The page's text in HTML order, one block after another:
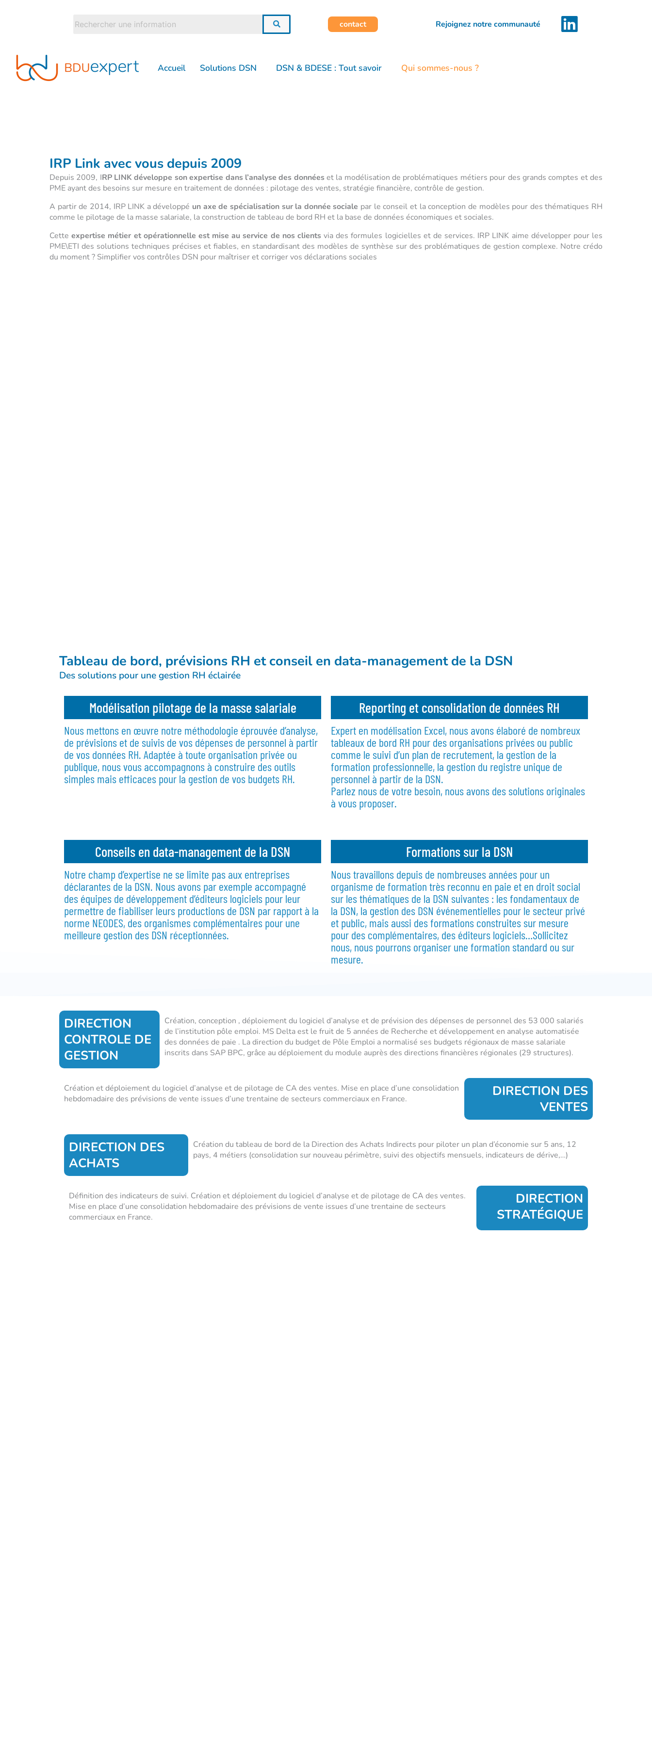
contact Rejoignez notre communauté
Accueil Solutions DSN DSN & BDESE : Tout savoir Qui sommes-nous ?
IRP Link avec vous depuis 2009
Depuis 2009, IRP LINK développe son expertise dans l’analyse des donnéeset la modélisation de problématiques métiers pour des grands comptes et des
PME ayant des besoins sur mesure en traitement de données : pilotage des ventes, stratégie financière, contrôle de gestion.
A partir de 2014, IRP LINK a développé un axe de spécialisation sur la donnée sociale par le conseil et la conception de modèles pour des thématiques RH
comme le pilotage de la masse salariale, la construction de tableau de bord RH et la base de données économiques et sociales.
Cetteexpertise métier et opérationnelle est mise au service de nos clientsvia des formules logicielles et de services. IRP LINK aime développer pour les
PME\ETI des solutions techniques précises et fiables, en standardisant des modèles de synthèse sur des problématiques de gestion complexe. Notre crédo
du moment ? Simplifier vos contrôles DSN pour maîtriser et corriger vos déclarations sociales
Tableau de bord, prévisions RH et conseil en data-management de la DSN
Des solutions pour une gestion RH éclairée​
Modélisation pilotage de la masse salariale
Nous mettons en œuvre notre méthodologie éprouvée d’analyse,
de prévisions et de suivis de vos dépenses de personnel à partir
de vos données RH. Adaptée à toute organisation privée ou
publique, nous vous accompagnons à construire des outils
simples mais efficaces pour la gestion de vos budgets RH.
Reporting et consolidation de données RH
Expert en modélisation Excel, nous avons élaboré de nombreux
tableaux de bord RH pour des organisations privées ou public
comme le suivi d’un plan de recrutement, la gestion de la
formation professionnelle, la gestion du registre unique de
personnel à partir de la DSN.
Parlez nous de votre besoin, nous avons des solutions originales
à vous proposer.
Conseils en data-management de la DSN
Notre champ d’expertise ne se limite pas aux entreprises
déclarantes de la DSN. Nous avons par exemple accompagné
des équipes de développement d’éditeurs logiciels pour leur
permettre de fiabiliser leurs productions de DSN par rapport à la
norme NEODES, des organismes complémentaires pour une
meilleure gestion des DSN réceptionnées.
Formations sur la DSN
Nous travaillons depuis de nombreuses années pour un
organisme de formation très reconnu en paie et en droit social
sur les thématiques de la DSN suivantes : les fondamentaux de
la DSN, la gestion des DSN événementielles pour le secteur privé
et public, mais aussi des formations construites sur mesure
pour des complémentaires, des éditeurs logiciels…Sollicitez
nous, nous pourrons organiser une formation standard ou sur
mesure.
DIRECTION
CONTROLE DE
GESTION
Création, conception , déploiement du logiciel d’analyse et de prévision des dépenses de personnel des 53 000 salariés
de l’institution pôle emploi. MS Delta est le fruit de 5 années de Recherche et développement en analyse automatisée
des données de paie . La direction du budget de Pôle Emploi a normalisé ses budgets régionaux de masse salariale
inscrits dans SAP BPC, grâce au déploiement du module auprès des directions financières régionales (29 structures).
Création et déploiement du logiciel d’analyse et de pilotage de CA des ventes. Mise en place d’une consolidation
hebdomadaire des prévisions de vente issues d’une trentaine de secteurs commerciaux en France.
DIRECTION DES
VENTES
DIRECTION DES
ACHATS
Création du tableau de bord de la Direction des Achats Indirects pour piloter un plan d’économie sur 5 ans, 12
pays, 4 métiers (consolidation sur nouveau périmètre, suivi des objectifs mensuels, indicateurs de dérive,…)
Définition des indicateurs de suivi. Création et déploiement du logiciel d’analyse et de pilotage de CA des ventes.
Mise en place d’une consolidation hebdomadaire des prévisions de vente issues d’une trentaine de secteurs
commerciaux en France.
DIRECTION
STRATÉGIQUE